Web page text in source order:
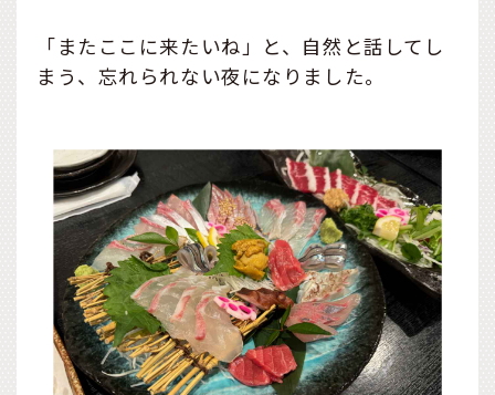
「またここに来たいね」と、自然と話してし
まう、忘れられない夜になりました。